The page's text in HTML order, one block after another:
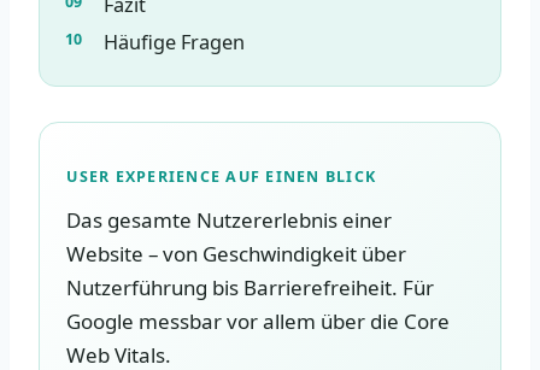
Häufige Fragen
USER EXPERIENCE AUF EINEN BLICK
Das gesamte Nutzererlebnis einer
Website – von Geschwindigkeit über
Nutzerführung bis Barrierefreiheit. Für
Google messbar vor allem über die Core
Web Vitals.